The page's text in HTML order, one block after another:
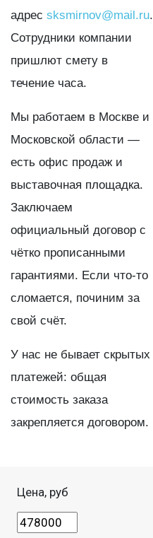
адрес sksmirnov@mail.ru.
Сотрудники компании
пришлют смету в
течение часа.
Мы работаем в Москве и
Московской области —
есть офис продаж и
выставочная площадка.
Заключаем
официальный договор с
чётко прописанными
гарантиями. Если что-то
сломается, починим за
свой счёт.
У нас не бывает скрытых
платежей: общая
стоимость заказа
закрепляется договором.
Цена, руб